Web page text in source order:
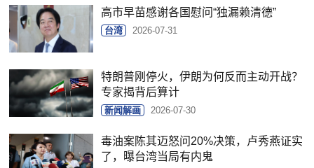
高市早苗感谢各国慰问“独漏赖清德”
台湾 2026-07-31
特朗普刚停火，伊朗为何反而主动开战？
专家揭背后算计
新闻解画 2026-07-30
毒油案陈其迈怒问20%决策，卢秀燕证实
了，曝台湾当局有内鬼